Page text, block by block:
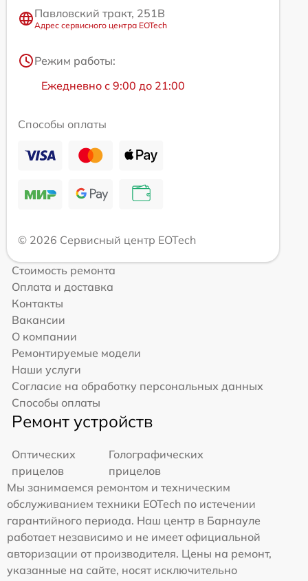
Павловский тракт, 251В
Адрес сервисного центра EOTech
Режим работы:
Ежедневно с 9:00 до 21:00
Способы оплаты
© 2026 Сервисный центр EOTech
Стоимость ремонта
Оплата и доставка
Контакты
Вакансии
О компании
Ремонтируемые модели
Наши услуги
Согласие на обработку персональных данных
Способы оплаты
Ремонт устройств
Оптических
прицелов
Голографических
прицелов
Мы занимаемся ремонтом и техническим
обслуживанием техники EOTech по истечении
гарантийного периода. Наш центр в Барнауле
работает независимо и не имеет официальной
авторизации от производителя. Цены на ремонт,
указанные на сайте, носят исключительно